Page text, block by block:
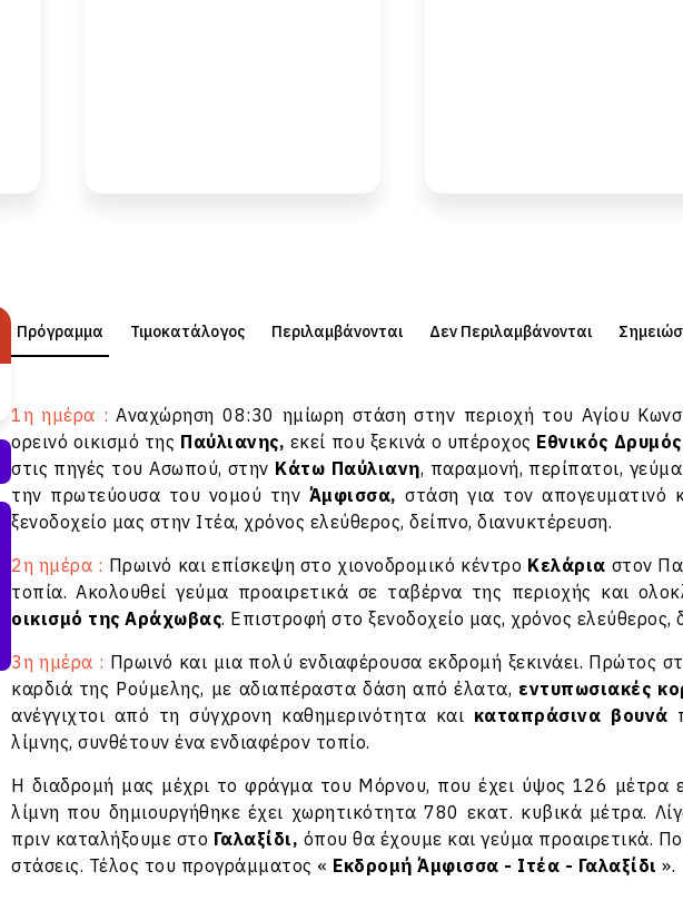
Πρόγραμμα Τιμοκατάλογος Περιλαμβάνονται Δεν Περιλαμβάνονται
1η ημέρα : Αναχώρηση 08:30 ημίωρη στάση στην περιοχή του Αγίου
ορεινό οικισμό της Παύλιανης, εκεί που ξεκινά ο υπέροχος Εθνικός
στις πηγές του Ασωπού, στην Κάτω Παύλιανη, παραμονή, περίπατοι,
την πρωτεύουσα του νομού την Άμφισσα, στάση για τον απογευματινό
ξενοδοχείο μας στην Ιτέα, χρόνος ελεύθερος, δείπνο, διανυκτέρευση.
2η ημέρα : Πρωινό και επίσκεψη στο χιονοδρομικό κέντρο Κελάρια στον
τοπία. Ακολουθεί γεύμα προαιρετικά σε ταβέρνα της περιοχής και
οικισμό της Αράχωβας. Επιστροφή στο ξενοδοχείο μας, χρόνος ελεύθερος,
3η ημέρα : Πρωινό και μια πολύ ενδιαφέρουσα εκδρομή ξεκινάει. Πρώτος
καρδιά της Ρούμελης, με αδιαπέραστα δάση από έλατα, εντυπωσιακές
ανέγγιχτοι από τη σύγχρονη καθημερινότητα και καταπράσινα βουνά
λίμνης, συνθέτουν ένα ενδιαφέρον τοπίο.
Η διαδρομή μας μέχρι το φράγμα του Μόρνου, που έχει ύψος 126 μέτρα
λίμνη που δημιουργήθηκε έχει χωρητικότητα 780 εκατ. κυβικά μέτρα.
πριν καταλήξουμε στο Γαλαξίδι, όπου θα έχουμε και γεύμα προαιρετικά.
στάσεις. Τέλος του προγράμματος « Εκδρομή Άμφισσα - Ιτέα - Γαλαξίδι ».